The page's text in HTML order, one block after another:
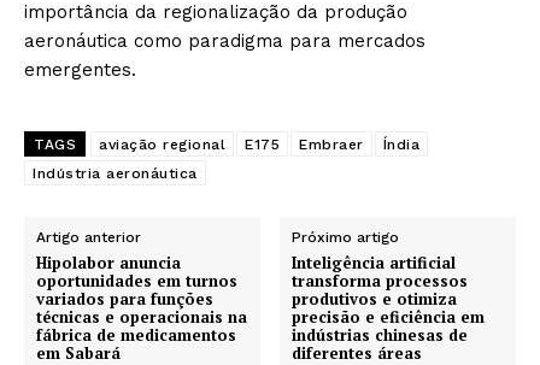
importância da regionalização da produção
aeronáutica como paradigma para mercados
emergentes.
TAGS aviação regional E175 Embraer
Índia
Indústria aeronáutica
Artigo anterior
Hipolabor anuncia
oportunidades em turnos
variados para funções
técnicas e operacionais na
fábrica de medicamentos
em Sabará
Próximo artigo
Inteligência artificial
transforma processos
produtivos e otimiza
precisão e eficiência em
indústrias chinesas de
diferentes áreas